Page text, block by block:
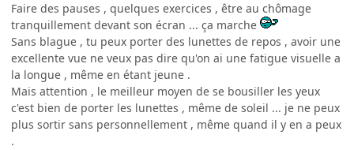
Faire des pauses , quelques exercices , être au chômage
tranquillement devant son écran ... ça marche
Sans blague , tu peux porter des lunettes de repos , avoir une
excellente vue ne veux pas dire qu'on ai une fatigue visuelle a
la longue , même en étant jeune .
Mais attention , le meilleur moyen de se bousiller les yeux
c'est bien de porter les lunettes , même de soleil ... je ne peux
plus sortir sans personnellement , même quand il y en a peux
.